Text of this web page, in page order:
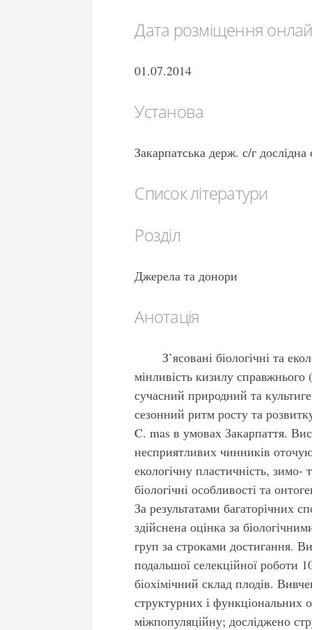
Дата розміщення
01.07.2014
Установа
Закарпатська держ. с/г
Список літератури
Розділ
Джерела та донори
Анотація
З’ясовані біологічні та
мінливість кизилу
сучасний природний та
сезонний ритм росту та
C. mas в умовах Закарпаття.
несприятливих чинників
екологічну пластичність,
біологічні особливості та
За результатами багаторічних
здійснена оцінка за
груп за строками достигання.
подальшої селекційної роботи
біохімічний склад плодів.
структурних і функціональних
міжпопуляційну; досліджено